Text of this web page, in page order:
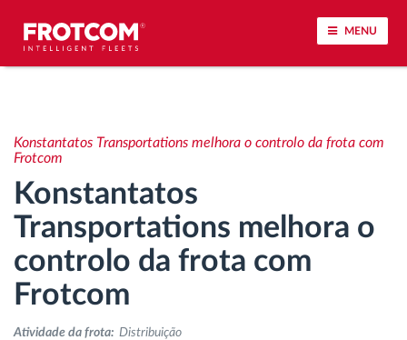
MENU
Monitorização dos tempos de condução
Gestão de tarefas
Descarga remota de tacógrafo
Konstantatos Transportations melhora o controlo da frota com
Frotcom
Konstantatos
Transportations melhora o
controlo da frota com
Frotcom
Atividade da frota: Distribuição